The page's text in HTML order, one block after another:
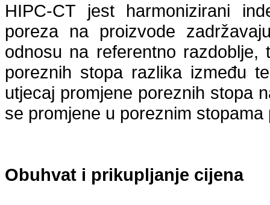
HIPC-CT jest harmonizirani
poreza na proizvode
odnosu na referentno
poreznih stopa razlika između
utjecaj promjene poreznih stopa
se promjene u poreznim
Obuhvat i prikupljanje cijena